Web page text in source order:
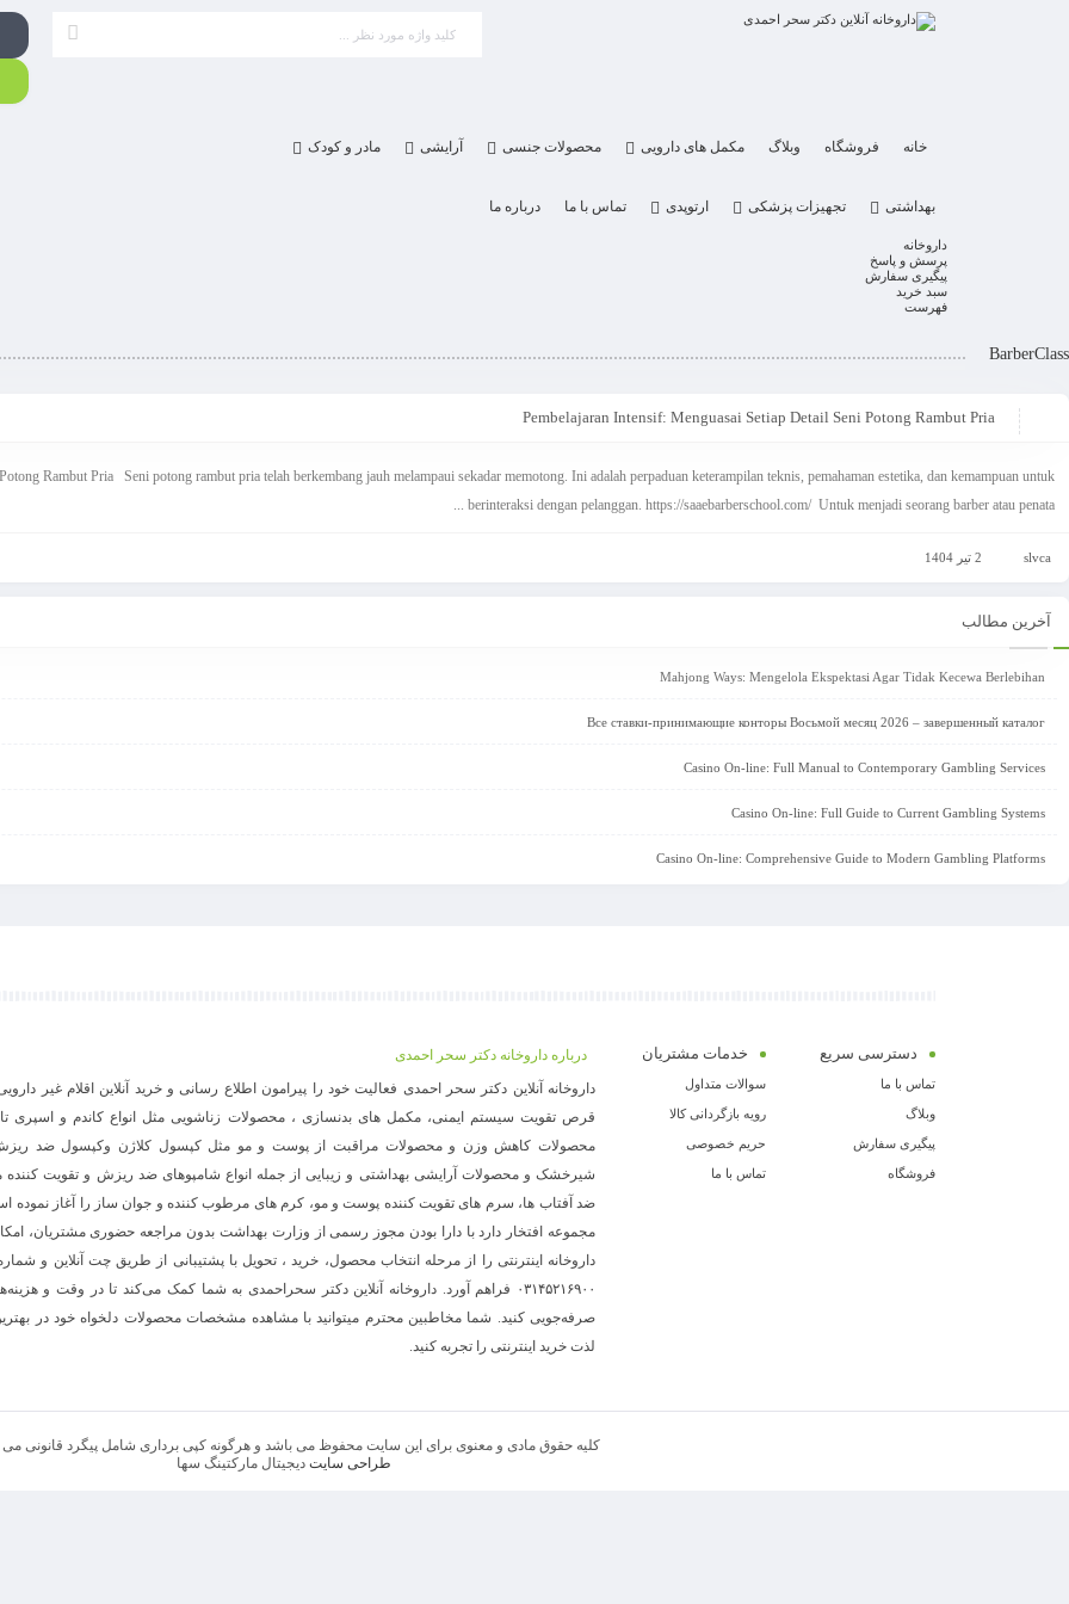
خانه فروشگاه وبلاگ مکمل های دارویی محصولات جنسی آرایشی مادر و کودک
بهداشتی تجهیزات پزشکی ارتوپدی تماس با ما درباره ما
داروخانه
پرسش و پاسخ
پیگیری سفارش
سبد خرید
فهرست
BarberClass
Pembelajaran Intensif: Menguasai Setiap Detail Seni Potong Rambut Pria
Rambut Pria Seni potong rambut pria telah berkembang jauh melampaui sekadar memotong. Ini adalah perpaduan keterampilan teknis, pemahaman estetika, dan kemampuan untuk
berinteraksi dengan pelanggan. https://saaebarberschool.com/ Untuk menjadi seorang barber atau penata ...
slvca 2 تیر 1404
آخرین مطالب
Mahjong Ways: Mengelola Ekspektasi Agar Tidak Kecewa Berlebihan
Все ставки-принимающие конторы Восьмой месяц 2026 – завершенный каталог
Casino On-line: Full Manual to Contemporary Gambling Services
Casino On-line: Full Guide to Current Gambling Systems
Casino On-line: Comprehensive Guide to Modern Gambling Platforms
دسترسی سریع
تماس با ما
وبلاگ
پیگیری سفارش
فروشگاه
خدمات مشتریان
سوالات متداول
رویه بازگردانی کالا
حریم خصوصی
تماس با ما
درباره داروخانه دکتر سحر احمدی
داروخانه آنلاین دکتر سحر احمدی فعالیت خود را پیرامون اطلاع رسانی و خرید آنلاین اقلام غیر
قرص تقویت سیستم ایمنی، مکمل های بدنسازی ، محصولات زناشویی مثل انواع کاندم و اسپری
محصولات کاهش وزن و محصولات مراقبت از پوست و مو مثل کپسول کلاژن وکپسول ضد
شیرخشک و محصولات آرایشی بهداشتی و زیبایی از جمله انواع شامپوهای ضد ریزش و تقویت کننده
ضد آفتاب ها، سرم های تقویت کننده پوست و مو، کرم های مرطوب کننده و جوان ساز را آغاز نموده
مجموعه افتخار دارد با دارا بودن مجوز رسمی از وزارت بهداشت بدون مراجعه حضوری مشتریان،
داروخانه اینترنتی را از مرحله انتخاب محصول، خرید ، تحویل با پشتیبانی از طریق چت آنلاین و
۰۳۱۴۵۲۱۶۹۰۰ فراهم آورد. داروخانه آنلاین دکتر سحراحمدی به شما کمک می‌کند تا در وقت و
صرفه‌جویی کنید. شما مخاطبین محترم میتوانید با مشاهده مشخصات محصولات دلخواه خود در
لذت خرید اینترنتی را تجربه کنید.
کلیه حقوق مادی و معنوی برای این سایت محفوظ می باشد و هرگونه کپی برداری شامل پیگرد قانونی می
طراحی سایت دیجیتال مارکتینگ سها